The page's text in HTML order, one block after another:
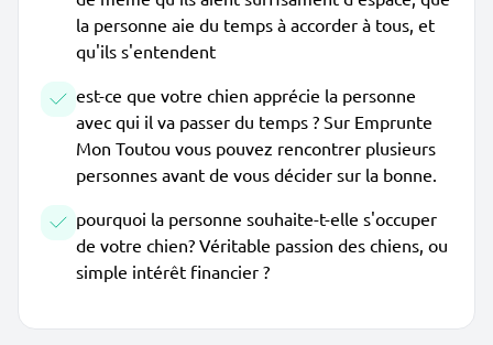
la personne aie du temps à accorder à tous, et
qu'ils s'entendent
est-ce que votre chien apprécie la personne
avec qui il va passer du temps ? Sur Emprunte
Mon Toutou vous pouvez rencontrer plusieurs
personnes avant de vous décider sur la bonne.
pourquoi la personne souhaite-t-elle s'occuper
de votre chien? Véritable passion des chiens, ou
simple intérêt financier ?